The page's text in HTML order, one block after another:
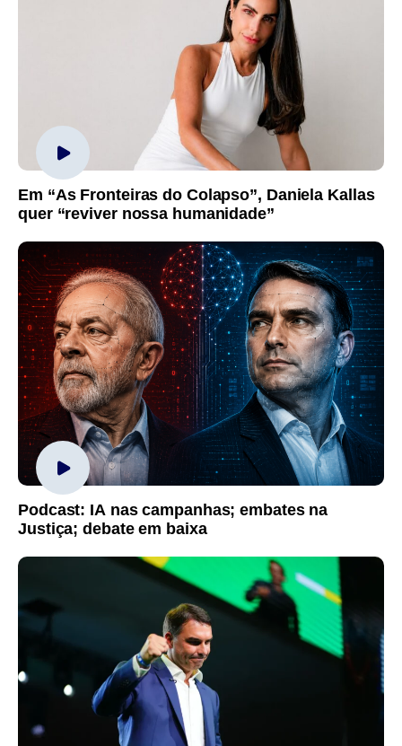
Em “As Fronteiras do Colapso”, Daniela Kallas
quer “reviver nossa humanidade”
Podcast: IA nas campanhas; embates na
Justiça; debate em baixa